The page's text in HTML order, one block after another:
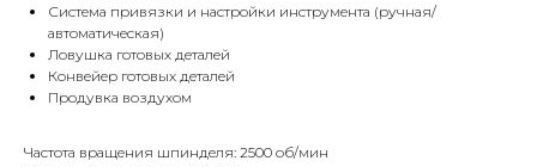
Система привязки и настройки инструмента (ручная/
автоматическая)
Ловушка готовых деталей
Конвейер готовых деталей
Продувка воздухом
Частота вращения шпинделя: 2500 об/мин